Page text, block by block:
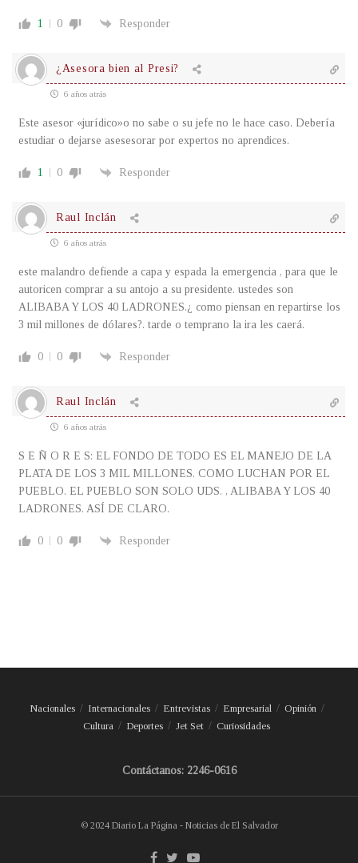
1 0 Responder
¿Asesora bien al Presi?
6 años atrás
Este asesor «jurídico»o no sabe o su jefe no le hace caso. Debería
estudiar o dejarse asesesorar por expertos no aprendices.
1 0 Responder
Raul Inclán
6 años atrás
este malandro defiende a capa y espada la emergencia , para que le
autoricen comprar a su antojo a su presidente. ustedes son
ALIBABA Y LOS 40 LADRONES.¿ como piensan en repartirse los
3 mil millones de dólares?. tarde o temprano la ira les caerá.
0 0 Responder
Raul Inclán
6 años atrás
S E Ñ O R E S: EL FONDO DE TODO ES EL MANEJO DE LA
PLATA DE LOS 3 MIL MILLONES. COMO LUCHAN POR EL
PUEBLO. EL PUEBLO SON SOLO UDS. , ALIBABA Y LOS 40
LADRONES. ASÍ DE CLARO.
0 0 Responder
Nacionales Internacionales Entrevistas Empresarial
Opinión
Cultura
Deportes Jet Set Curiosidades
Contáctanos: 2246-0616
© 2024 Diario La Página - Noticias de El Salvador